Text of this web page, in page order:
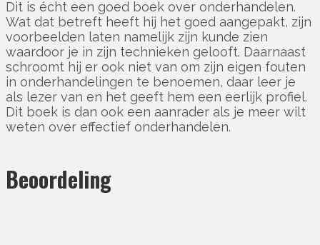
Dit is écht een goed boek over onderhandelen.
Wat dat betreft heeft hij het goed aangepakt, zijn
voorbeelden laten namelijk zijn kunde zien
waardoor je in zijn technieken gelooft. Daarnaast
schroomt hij er ook niet van om zijn eigen fouten
in onderhandelingen te benoemen, daar leer je
als lezer van en het geeft hem een eerlijk profiel.
Dit boek is dan ook een aanrader als je meer wilt
weten over effectief onderhandelen.
Beoordeling